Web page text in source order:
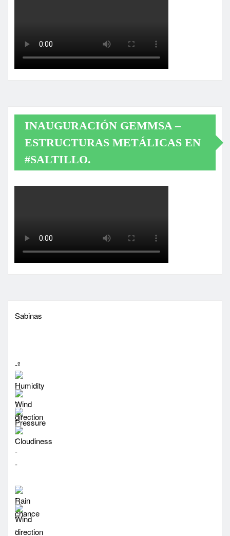
INAUGURACIÓN GEMMSA –
ESTRUCTURAS METÁLICAS EN
#SALTILLO.
Sabinas
-º
-
-
-
-
-
-
-
-
-